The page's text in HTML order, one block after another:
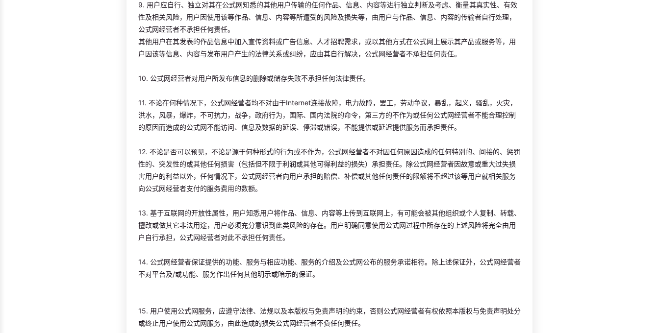
9. 用户应自行、独立对其在公式网知悉的其他用户传输的任何作品、信息、内容等进行独立判断及考虑、衡量其真实性、有效
性及相关风险，用户因使用该等作品、信息、内容等所遭受的风险及损失等，由用户与作品、信息、内容的传输者自行处理，
公式网经营者不承担任何责任。
其他用户在其发表的作品信息中加入宣传资料或广告信息、人才招聘需求，或以其他方式在公式网上展示其产品或服务等，用
户因该等信息、内容与发布用户产生的法律关系或纠纷，应由其自行解决，公式网经营者不承担任何责任。
10. 公式网经营者对用户所发布信息的删除或储存失败不承担任何法律责任。
11. 不论在何种情况下，公式网经营者均不对由于Internet连接故障，电力故障，罢工，劳动争议，暴乱，起义，骚乱，火灾，
洪水，风暴，爆炸，不可抗力，战争，政府行为，国际、国内法院的命令，第三方的不作为或任何公式网经营者不能合理控制
的原因而造成的公式网不能访问、信息及数据的延误、停滞或错误，不能提供或延迟提供服务而承担责任。
12. 不论是否可以预见，不论是源于何种形式的行为或不作为，公式网经营者不对因任何原因造成的任何特别的、间接的、惩罚
性的、突发性的或其他任何损害（包括但不限于利润或其他可得利益的损失）承担责任。除公式网经营者因故意或重大过失损
害用户的利益以外，任何情况下，公式网经营者向用户承担的赔偿、补偿或其他任何责任的限额将不超过该等用户就相关服务
向公式网经营者支付的服务费用的数额。
13. 基于互联网的开放性属性，用户知悉用户将作品、信息、内容等上传到互联网上，有可能会被其他组织或个人复制、转载、
擅改或做其它非法用途，用户必须充分意识到此类风险的存在。用户明确同意使用公式网过程中所存在的上述风险将完全由用
户自行承担，公式网经营者对此不承担任何责任。
14. 公式网经营者保证提供的功能、服务与相应功能、服务的介绍及公式网公布的服务承诺相符。除上述保证外，公式网经营者
不对平台及/或功能、服务作出任何其他明示或暗示的保证。
15. 用户使用公式网服务，应遵守法律、法规以及本版权与免责声明的约束，否则公式网经营者有权依照本版权与免责声明处分
或终止用户使用公式网服务，由此造成的损失公式网经营者不负任何责任。